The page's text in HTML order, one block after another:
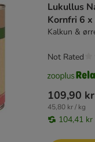
Lukullus
Kornfri 6
Kalkun &
109,90 kr
45,80 kr / kg
104,41 kr
Not Rated